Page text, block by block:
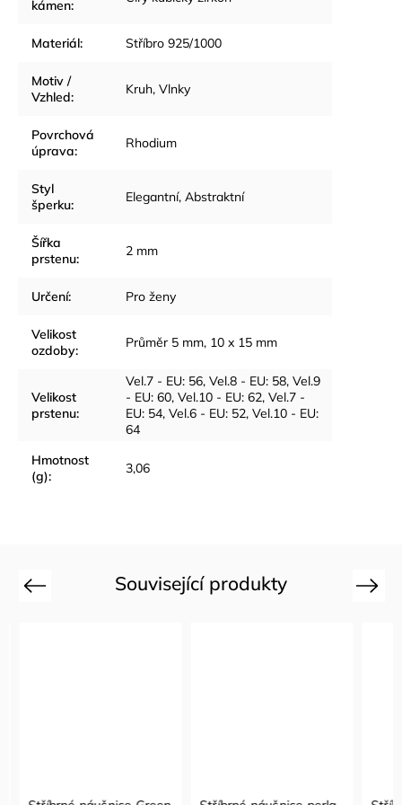
kámen:
Materiál: Stříbro 925/1000
Motiv /
Vzhled: Kruh, Vlnky
Povrchová
úprava: Rhodium
Styl
šperku: Elegantní, Abstraktní
Šířka
prstenu: 2 mm
Určení: Pro ženy
Velikost
ozdoby: Průměr 5 mm, 10 x 15 mm
Velikost
prstenu:
Vel.7 - EU: 56, Vel.8 - EU: 58, Vel.9
- EU: 60, Vel.10 - EU: 62, Vel.7 -
EU: 54, Vel.6 - EU: 52, Vel.10 - EU:
64
Hmotnost
(g): 3,06
Související produkty
Previous Next